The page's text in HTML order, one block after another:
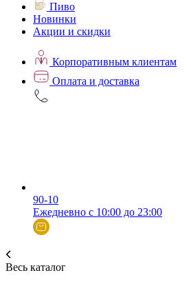
Пиво
Новинки
Акции и скидки
Корпоративным клиентам
Оплата и доставка
90-10
Ежедневно с 10:00 до 23:00
Весь каталог